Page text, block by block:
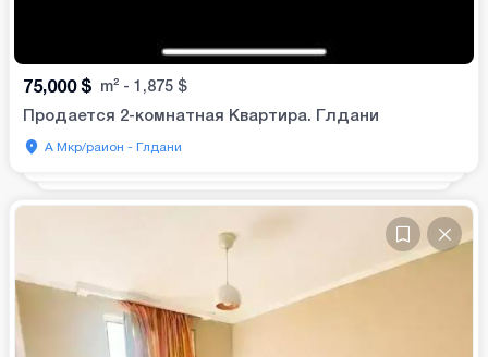
75,000 $ m² - 1,875 $
Продается 2-комнатная Квартира. Глдани
А Мкр/раион - Глдани